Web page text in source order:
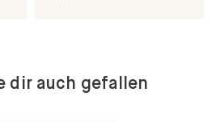
dir auch gefallen